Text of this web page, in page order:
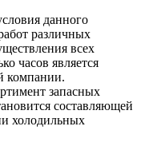
данного
различных
всех
часов является
компании.
запасных
составляющей
холодильных